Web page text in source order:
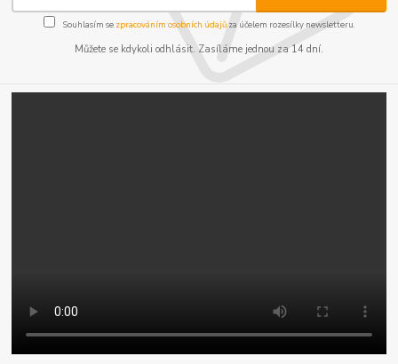
Souhlasím se zpracováním osobních údajůza účelem rozesílky newsletteru.
Můžete se kdykoli odhlásit. Zasíláme jednou za 14 dní.